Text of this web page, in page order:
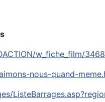
w_fiche_film/
nous-quand-